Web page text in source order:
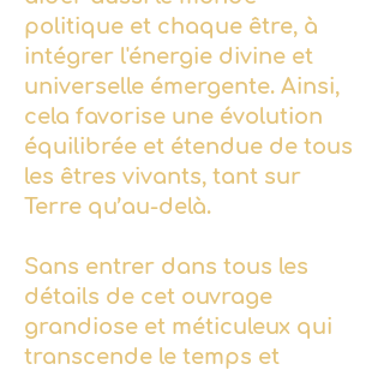
politique et chaque être, à
intégrer l'énergie divine et
universelle émergente. Ainsi,
cela favorise une évolution
équilibrée et étendue de tous
les êtres vivants, tant sur
Terre qu’au-delà.
Sans entrer dans tous les
détails de cet ouvrage
grandiose et méticuleux qui
transcende le temps et